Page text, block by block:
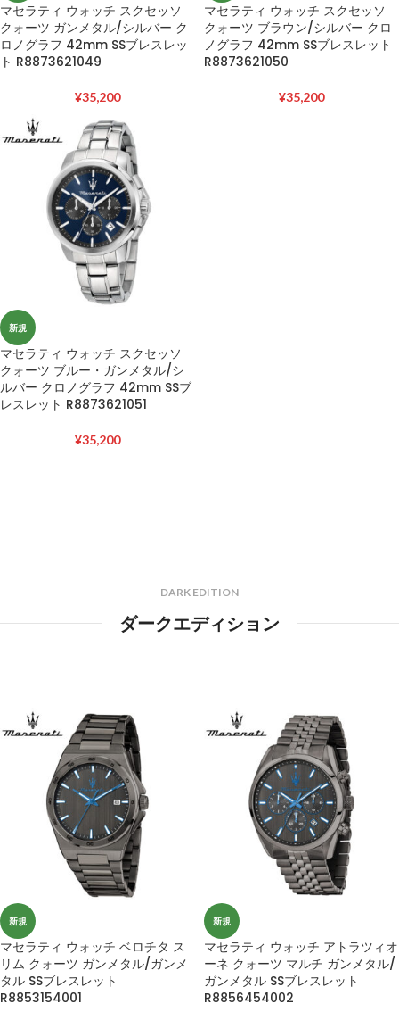
マセラティ ウォッチ スクセッソ
クォーツ ガンメタル/シルバー ク
ロノグラフ 42mm SSブレスレッ
ト R8873621049
¥35,200
マセラティ ウォッチ スクセッソ
クォーツ ブラウン/シルバー クロ
ノグラフ 42mm SSブレスレット
R8873621050
¥35,200
新規
マセラティ ウォッチ スクセッソ
クォーツ ブルー・ガンメタル/シ
ルバー クロノグラフ 42mm SSブ
レスレット R8873621051
¥35,200
DARK EDITION
ダークエディション
新規
マセラティ ウォッチ ベロチタ ス
リム クォーツ ガンメタル/ガンメ
タル SSブレスレット
R8853154001
新規
マセラティ ウォッチ アトラツィオ
ーネ クォーツ マルチ ガンメタル/
ガンメタル SSブレスレット
R8856454002